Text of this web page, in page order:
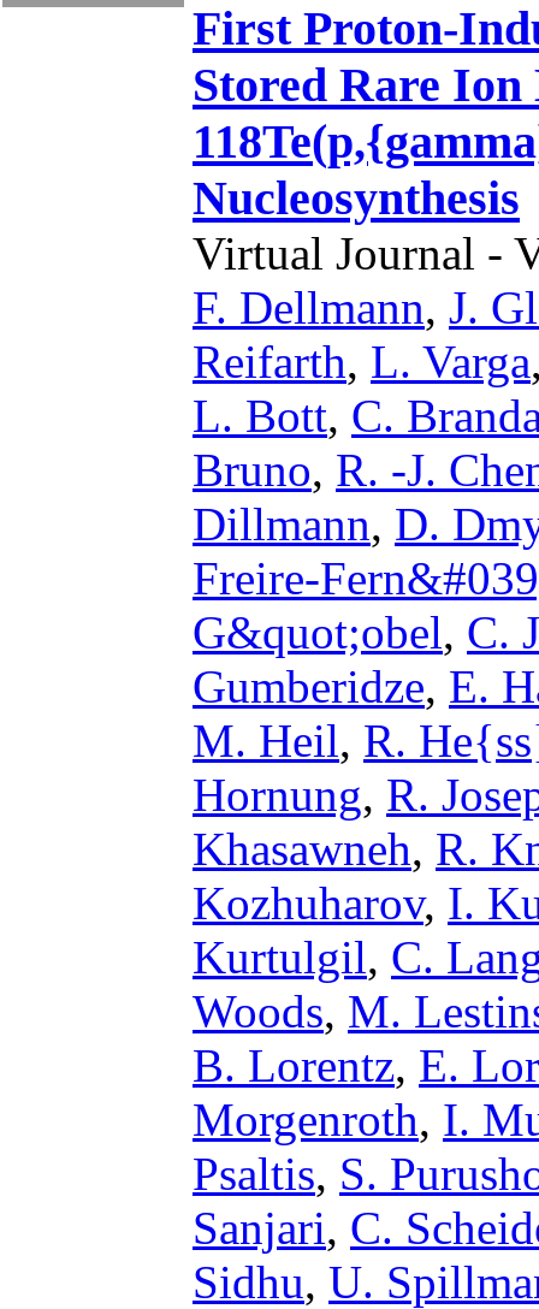
First Proton-
Stored Rare Ion
Nucleosynthesis
Virtual Journal -
F. Dellmann, J.
Reifarth, L. Varga
L. Bott, C.
Bruno, R. -J.
Dillmann, D.
Freire-
G&quot;obel, C.
Gumberidze, E.
M. Heil, R.
Hornung, R.
Khasawneh, R.
Kozhuharov, I.
Kurtulgil, C.
Woods, M.
B. Lorentz, E.
Morgenroth, I.
Psaltis, S.
Sanjari, C.
Sidhu, U.